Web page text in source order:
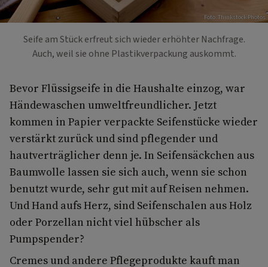
Foto: Thinkstock Photos
Seife am Stück erfreut sich wieder erhöhter Nachfrage.
Auch, weil sie ohne Plastikverpackung auskommt.
Bevor Flüssigseife in die Haushalte einzog, war
Händewaschen umweltfreundlicher. Jetzt
kommen in Papier verpackte Seifenstücke wieder
verstärkt zurück und sind pflegender und
hautverträglicher denn je. In Seifensäckchen aus
Baumwolle lassen sie sich auch, wenn sie schon
benutzt wurde, sehr gut mit auf Reisen nehmen.
Und Hand aufs Herz, sind Seifenschalen aus Holz
oder Porzellan nicht viel hübscher als
Pumpspender?
Cremes und andere Pflegeprodukte kauft man